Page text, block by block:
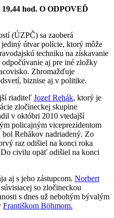
hod. O ODPOVEĎ
(ÚZPČ) sa zaoberá
útvar polície, ktorý môže
techniku na získavanie
aj pre iné zložky
Zhromažďuje
biznise aj v politike.
riaditeľ Jozef Rehák, ktorý je
zločineckej skupine
v októbri 2010 vtedajší
policajným viceprezidentom
bol Rehákov nadriadený. Zo
raz odišiel na konci roka
civilu opäť odišiel na konci
aj s jeho zástupcom. Norbert
so zločineckou
s dnes už nebohým bývalým
Františkom Böhmom.